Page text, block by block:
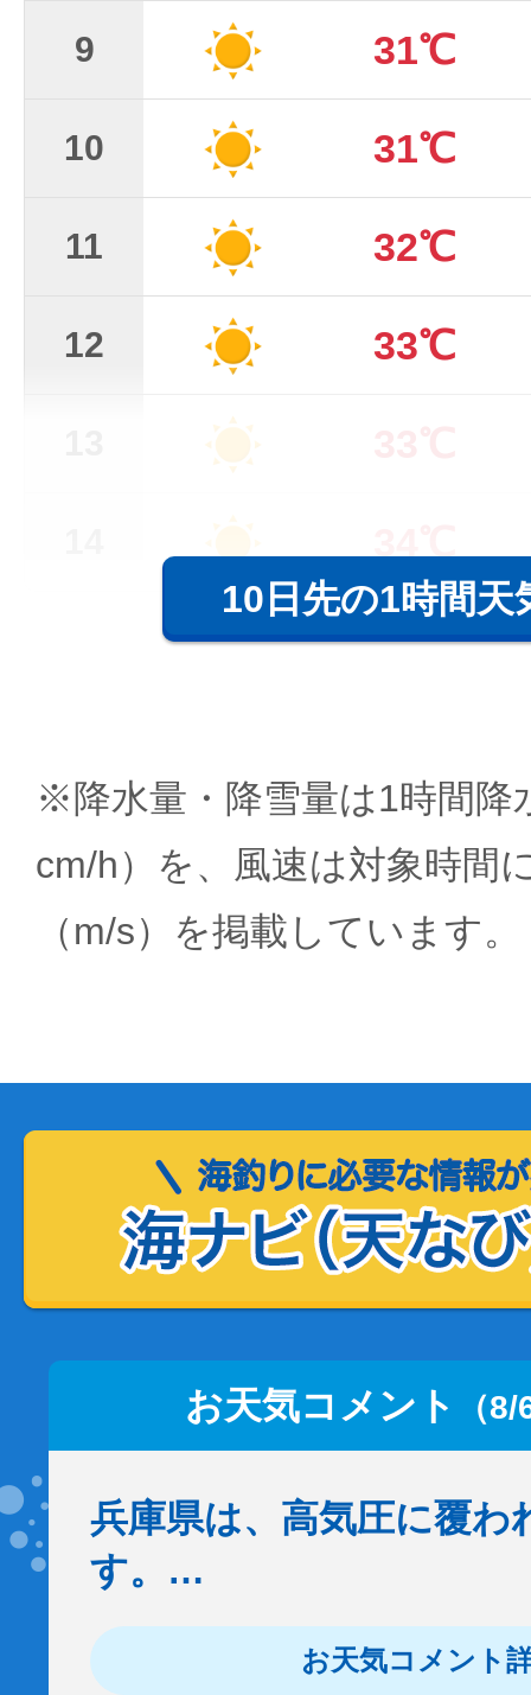
9 31℃
10 31℃
11 32℃
12 33℃
10日先の1時間天
※降水量・降雪量は1時間降
cm/h）を、風速は対象時間
（m/s）を掲載しています。
お天気コメント （
兵庫県は、高気圧に覆わ
す。…
お天気コメント